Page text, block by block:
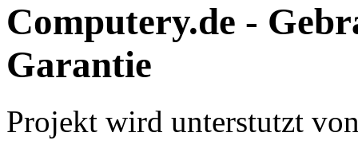
Computery.de -
Garantie
Projekt wird unterstutzt